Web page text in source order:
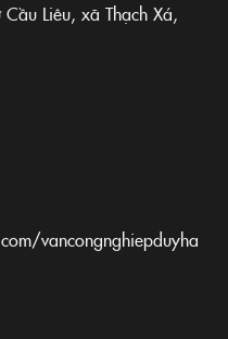
Liêu, xã Thạch Xá,
vancongnghiepduyha